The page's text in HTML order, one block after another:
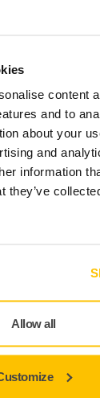
content
and to
about your
and
information
they’ve
Allow all
więcej o
do obróbki
Know-